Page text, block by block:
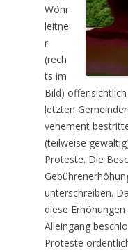
Wöhr
leitne
r
(rech
ts im
Bild)
letzten
vehement
(teilweise
Proteste. Die
unterschreiben.
diese
Alleingang
Proteste